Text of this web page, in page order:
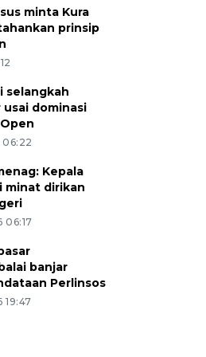
minta Kura
prinsip
selangkah
dominasi
06:22
Kepala
minat dirikan
06:17
banjar
Perlinsos
19:47